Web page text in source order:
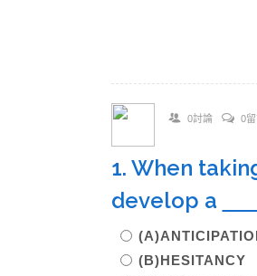
0討論 0
1. When
develop a
(B)HESITANCY